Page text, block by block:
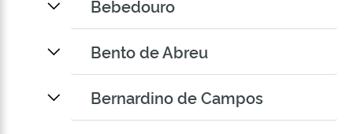
Bebedouro
Bento de Abreu
Bernardino de Campos